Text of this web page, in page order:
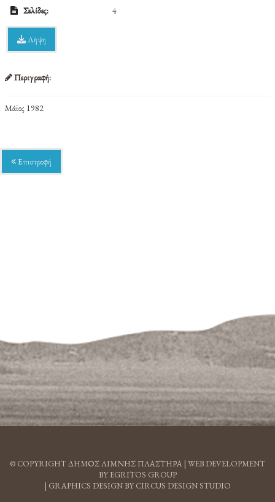
Σελίδες:
4
Λήψη
Περιγραφή:
Μάϊος 1982
Επιστροφή
© COPYRIGHT ΔΗΜΟΣ ΛΙΜΝΗΣ ΠΛΑΣΤΗΡΑ | WEB DEVELOPMENT
BY EGRITOS GROUP
| GRAPHICS DESIGN BY CIRCUS DESIGN STUDIO